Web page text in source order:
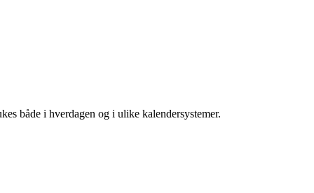
både i hverdagen og i ulike kalendersystemer.